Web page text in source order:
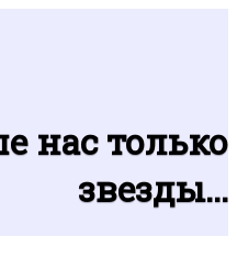
нас только
звезды...